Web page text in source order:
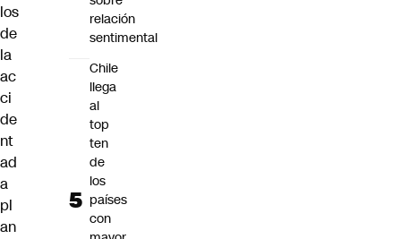
los
de
la
ac
ci
de
nt
ad
a
pl
an
relación
sentimental
Chile
llega
al
top
ten
de
los
países
con